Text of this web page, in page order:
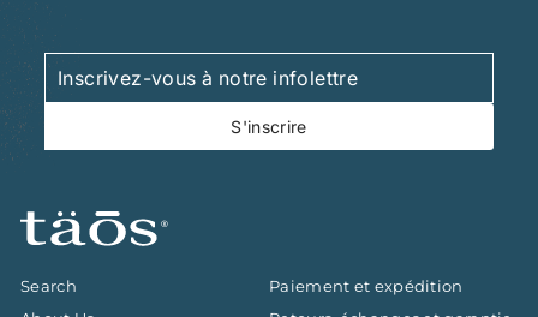
Inscrivez-
vous
à
infolettre
S'inscrire
S'inscrire
Search
Paiement et expédition